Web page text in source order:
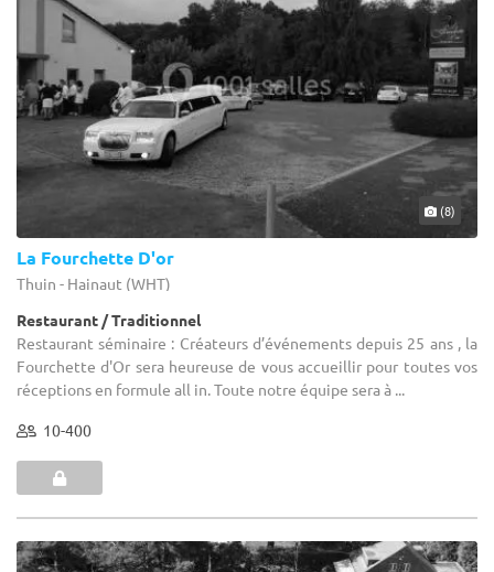
(8)
La Fourchette D'or
Thuin - Hainaut (WHT)
Restaurant / Traditionnel
Restaurant séminaire : Créateurs d’événements depuis 25 ans , la
Fourchette d'Or sera heureuse de vous accueillir pour toutes vos
réceptions en formule all in. Toute notre équipe sera à ...
10-400